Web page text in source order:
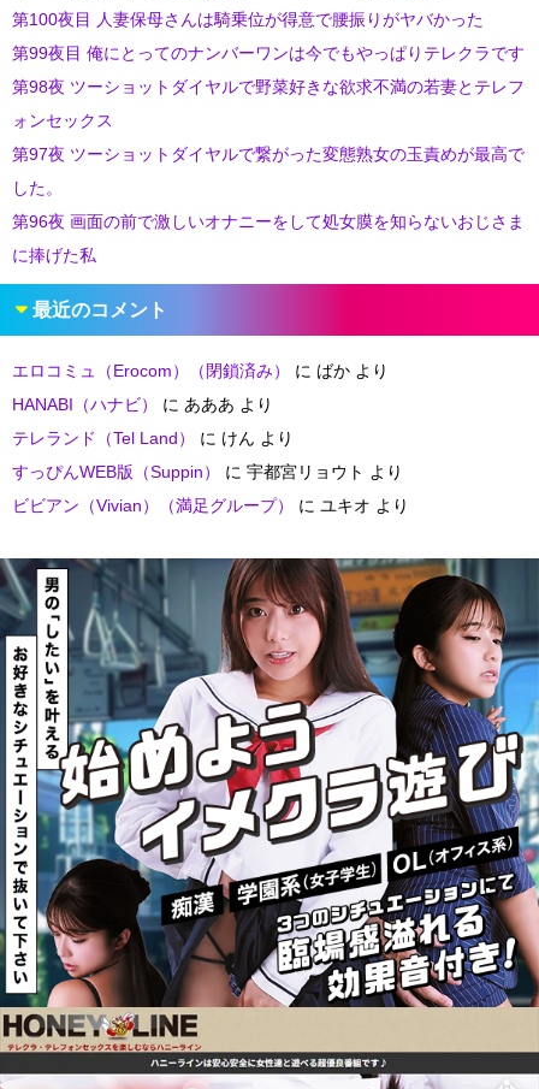
第100夜目 人妻保母さんは騎乗位が得意で腰振りがヤバかった
第99夜目 俺にとってのナンバーワンは今でもやっぱりテレクラです
第98夜 ツーショットダイヤルで野菜好きな欲求不満の若妻とテレフ
ォンセックス
第97夜 ツーショットダイヤルで繋がった変態熟女の玉責めが最高で
した。
第96夜 画面の前で激しいオナニーをして処女膜を知らないおじさま
に捧げた私
最近のコメント
エロコミュ（Erocom）（閉鎖済み） に ばか より
HANABI（ハナビ）
に あああ より
テレランド（Tel Land）
に けん より
すっぴんWEB版（Suppin）
に 宇都宮リョウト より
ビビアン（Vivian）（満足グループ）
に ユキオ より